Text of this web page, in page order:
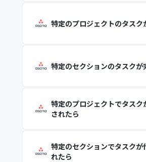
特定のプロジェクトのタスク
特定のセクションのタスクが
特定のプロジェクトでタスク
されたら
特定のセクションでタスクが
れたら